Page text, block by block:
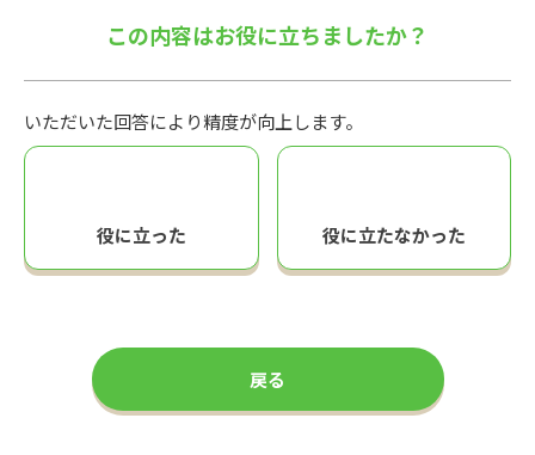
この内容はお役に立ちましたか？
いただいた回答により精度が向上します。
役に立った 役に立たなかった
戻る